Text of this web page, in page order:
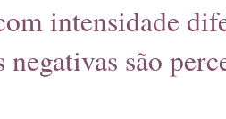
intensidade
negativas são